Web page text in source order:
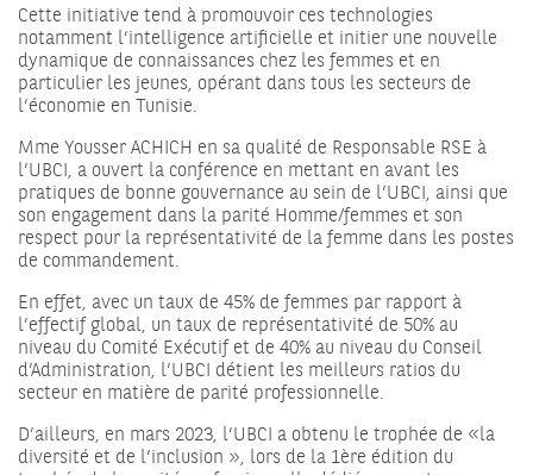
Cette initiative tend à promouvoir ces technologies
notamment l’intelligence artificielle et initier une nouvelle
dynamique de connaissances chez les femmes et en
particulier les jeunes, opérant dans tous les secteurs de
l’économie en Tunisie.
Mme Yousser ACHICH en sa qualité de Responsable RSE à
l’UBCI, a ouvert la conférence en mettant en avant les
pratiques de bonne gouvernance au sein de l’UBCI, ainsi que
son engagement dans la parité Homme/femmes et son
respect pour la représentativité de la femme dans les postes
de commandement.
En effet, avec un taux de 45% de femmes par rapport à
l’effectif global, un taux de représentativité de 50% au
niveau du Comité Exécutif et de 40% au niveau du Conseil
d’Administration, l’UBCI détient les meilleurs ratios du
secteur en matière de parité professionnelle.
D’ailleurs, en mars 2023, l’UBCI a obtenu le trophée de «la
diversité et de l’inclusion », lors de la 1ère édition du